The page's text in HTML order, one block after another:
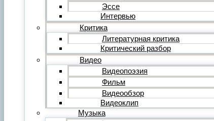
Эссе
Интервью
Критика
Литературная критика
Критический разбор
Видео
Видеопоэзия
Фильм
Видеообзор
Видеоклип
Музыка
Авторский анонс
Редакция
Инструкции
Вставка видеоплеера
Вставка аудиоплеера
Публикации
Лента публикаций
Альманах «Гражданинъ»